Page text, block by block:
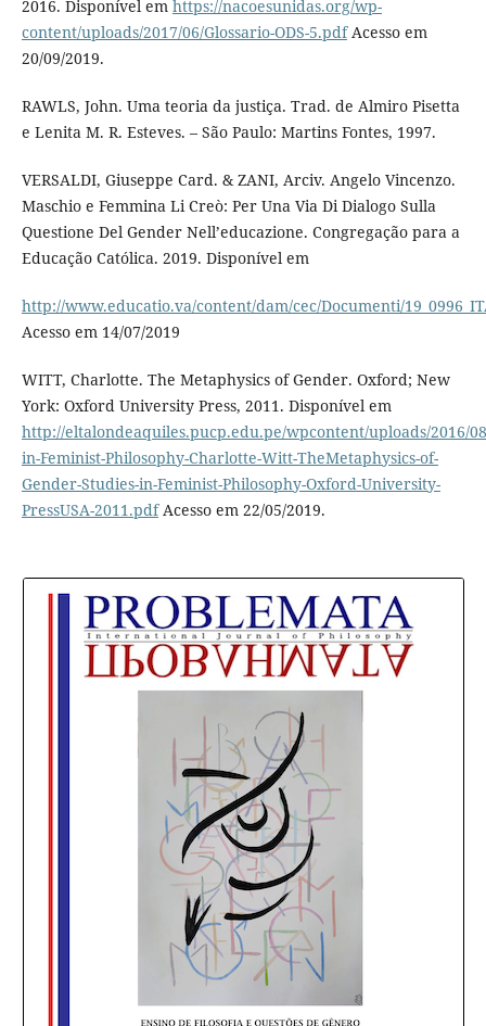
2016. Disponível em https://nacoesunidas.org/wp-
content/uploads/2017/06/Glossario-ODS-5.pdfAcesso em
20/09/2019.
RAWLS, John. Uma teoria da justiça. Trad. de Almiro Pisetta
e Lenita M. R. Esteves. – São Paulo: Martins Fontes, 1997.
VERSALDI, Giuseppe Card. & ZANI, Arciv. Angelo Vincenzo.
Maschio e Femmina Li Creò: Per Una Via Di Dialogo Sulla
Questione Del Gender Nell’educazione. Congregação para a
Educação Católica. 2019. Disponível em
http://www.educatio.va/content/dam/cec/Documenti/
Acesso em 14/07/2019
WITT, Charlotte. The Metaphysics of Gender. Oxford; New
York: Oxford University Press, 2011. Disponível em
http://eltalondeaquiles.pucp.edu.pe/wpcontent/uploads/2016/
in-Feminist-Philosophy-Charlotte-Witt-TheMetaphysics-of-
Gender-Studies-in-Feminist-Philosophy-Oxford-University-
PressUSA-2011.pdfAcesso em 22/05/2019.